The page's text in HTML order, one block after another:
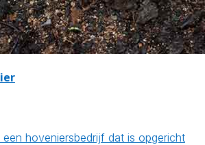
hoveniersbedrijf dat is opgericht